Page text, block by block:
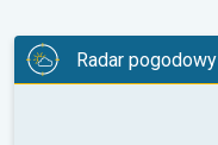
Radar pogodowy